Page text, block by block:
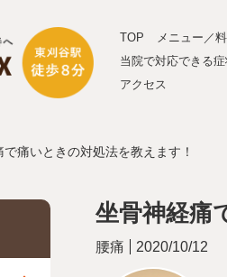
TOP メニュー／
当院で対応できる
アクセス
痛いときの対処法を教えます！
坐骨神経痛
腰痛 2020/10/12